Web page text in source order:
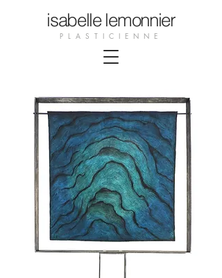
isabelle lemonnier
PLASTICIENNE